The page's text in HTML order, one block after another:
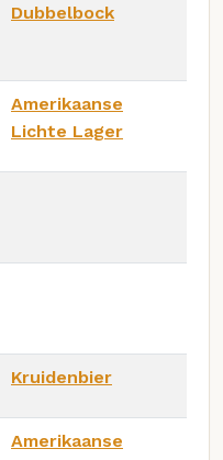
Dubbelbock
Amerikaanse
Lichte Lager
Kruidenbier
Amerikaanse